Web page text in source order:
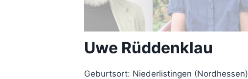
Uwe Rüddenklau
Geburtsort: Niederlistingen (Nordhessen)